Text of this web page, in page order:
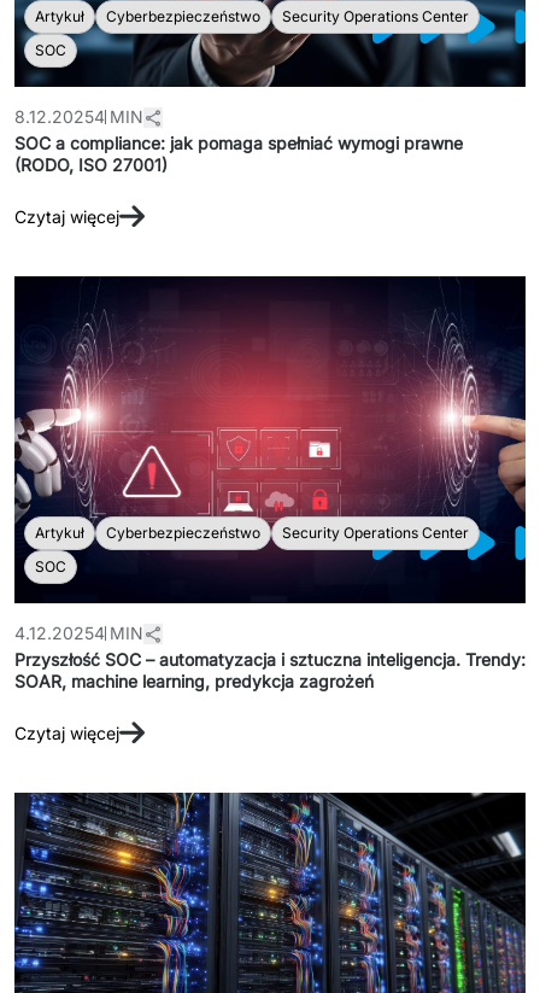
Artykuł Cyberbezpieczeństwo
Security Operations Center
SOC
8.12.20254 MIN
SOC a compliance: jak pomaga spełniać wymogi prawne
(RODO, ISO 27001)
Czytaj więcej
Artykuł Cyberbezpieczeństwo
Security Operations Center
SOC
4.12.20254 MIN
Przyszłość SOC – automatyzacja i sztuczna inteligencja. Trendy:
SOAR, machine learning, predykcja zagrożeń
Czytaj więcej